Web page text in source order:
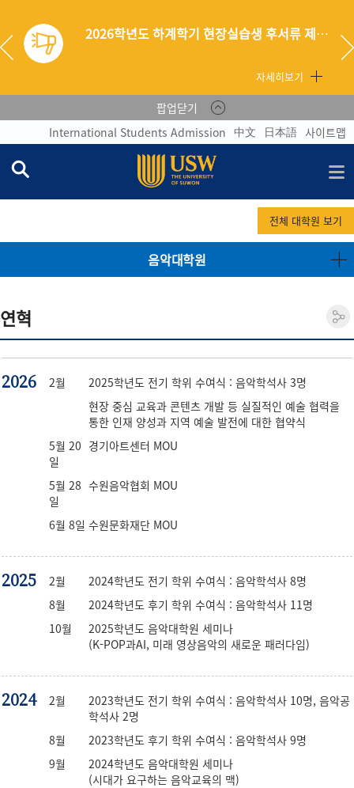
2026학년도 하계학기 현장실습생 후서류 제출 안내
자세히보기
팝업닫기
International Students Admission 中文 日本語 사이트맵
전체 대학원 보기
음악대학원
연혁
2026 2월
2025학년도 전기 학위 수여식 : 음악학석사 3명
현장 중심 교육과 콘텐츠 개발 등 실질적인 예술 협력을
통한 인재 양성과 지역 예술 발전에 대한 협약식
5월 20
일
경기아트센터 MOU
5월 28
일
수원음악협회 MOU
6월 8일 수원문화재단 MOU
2025 2월
2024학년도 전기 학위 수여식 : 음악학석사 8명
8월
2024학년도 후기 학위 수여식 : 음악학석사 11명
10월
2025학년도 음악대학원 세미나
(K-POP과AI, 미래 영상음악의 새로운 패러다임)
2024 2월
2023학년도 전기 학위 수여식 : 음악학석사 10명, 음악공
학석사 2명
8월
2023학년도 후기 학위 수여식 : 음악학석사 9명
9월
2024학년도 음악대학원 세미나
(시대가 요구하는 음악교육의 맥)